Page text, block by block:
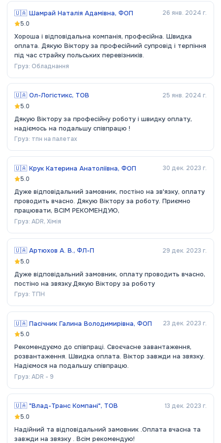
🇺🇦 Шамрай Наталія Адамівна, ФОП
26 янв. 2024 г.
5.0
Хороша і відповідальна компанія, професійна. Швидка
оплата. Дякую Віктору за професійний супровід і терпіння
під час страйку польських перевізників.
Груз: Обладнання
🇺🇦 Ол-Логістикс, ТОВ
25 янв. 2024 г.
5.0
Дякую Віктору за професійну роботу і швидку оплату,
надіємось на подальшу співпрацю !
Груз: тпн на палетах
🇺🇦 Крук Катерина Анатоліївна, ФОП
30 дек. 2023 г.
5.0
Дуже відповідальний замовник, постіно на зв'язку, оплату
проводить вчасно. Дякую Віктору за роботу. Приємно
працювати, ВСІМ РЕКОМЕНДУЮ,
Груз: ADR, Хімія
🇺🇦 Артюхов А. В., ФЛ-П
29 дек. 2023 г.
5.0
Дуже відповідальний замовник, оплату проводить вчасно,
постіно на звязку.Дякую Віктору за роботу
Груз: ТПН
🇺🇦 Пасічник Галина Володимирівна, ФОП
23 дек. 2023 г.
5.0
Рекомендуємо до співпраці. Своєчасне завантаження,
розвантаження. Швидка оплата. Віктор завжди на звязку.
Надіємося на подальшу співпрацю.
Груз: ADR - 9
🇺🇦 "Влад-Транс Компані", ТОВ
13 дек. 2023 г.
5.0
Надійний та відповідальний замовник .Оплата вчасна та
завжди на звязку . Всім рекомендую!